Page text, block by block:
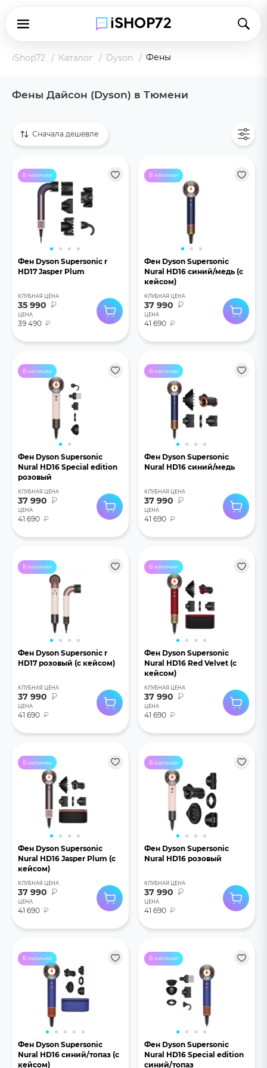
iShop72 Каталог Dyson Фены
Фены Дайсон (Dyson) в Тюмени
Сначала дешевле
В наличии
Фен Dyson Supersonic r
HD17 Jasper Plum
КЛУБНАЯ ЦЕНА
35 990 ₽
ЦЕНА
39 490 ₽
В наличии
Фен Dyson Supersonic
Nural HD16 синий/медь (с
кейсом)
КЛУБНАЯ ЦЕНА
37 990 ₽
ЦЕНА
41 690 ₽
В наличии
Фен Dyson Supersonic
Nural HD16 Special edition
розовый
КЛУБНАЯ ЦЕНА
37 990 ₽
ЦЕНА
41 690 ₽
В наличии
Фен Dyson Supersonic
Nural HD16 синий/медь
КЛУБНАЯ ЦЕНА
37 990 ₽
ЦЕНА
41 690 ₽
В наличии
Фен Dyson Supersonic r
HD17 розовый (с кейсом)
КЛУБНАЯ ЦЕНА
37 990 ₽
ЦЕНА
41 690 ₽
В наличии
Фен Dyson Supersonic
Nural HD16 Red Velvet (с
кейсом)
КЛУБНАЯ ЦЕНА
37 990 ₽
ЦЕНА
41 690 ₽
В наличии
Фен Dyson Supersonic
Nural HD16 Jasper Plum (с
кейсом)
КЛУБНАЯ ЦЕНА
37 990 ₽
ЦЕНА
41 690 ₽
В наличии
Фен Dyson Supersonic
Nural HD16 розовый
КЛУБНАЯ ЦЕНА
37 990 ₽
ЦЕНА
41 690 ₽
В наличии
Фен Dyson Supersonic
Nural HD16 синий/топаз (с
кейсом)
В наличии
Фен Dyson Supersonic
Nural HD16 Special edition
синий/топаз